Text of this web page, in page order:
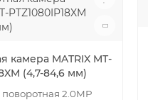
камера MATRIX MT-
(4,7-84,6 мм)
2.0MP